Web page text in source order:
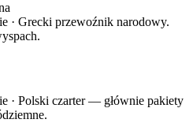
· Grecki przewoźnik narodowy.
· Polski czarter — głównie pakiety